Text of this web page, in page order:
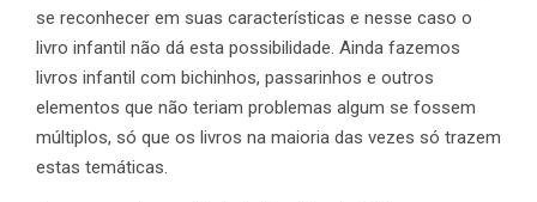
se reconhecer em suas características e nesse caso o
livro infantil não dá esta possibilidade. Ainda fazemos
livros infantil com bichinhos, passarinhos e outros
elementos que não teriam problemas algum se fossem
múltiplos, só que os livros na maioria das vezes só trazem
estas temáticas.